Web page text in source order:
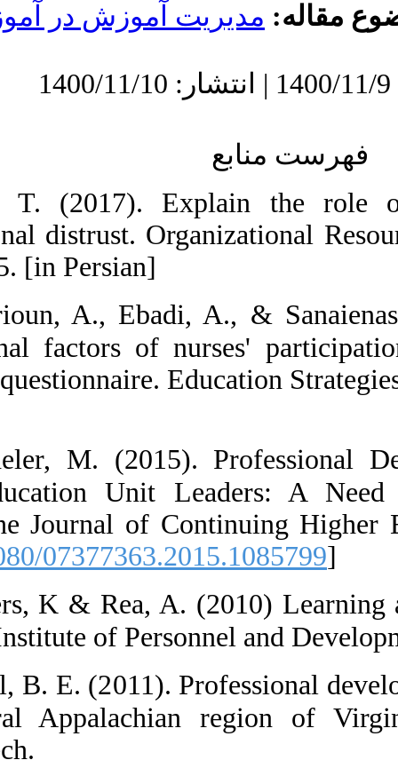
آموزش و
1. Abbasi, T.
organizational
2. 
"motivational
programs"
3. 
Higher
Aroach, The
[DOI:10.1080/
4.  Beevers,
Chartered
5.  Bizzell, B.
in the rural